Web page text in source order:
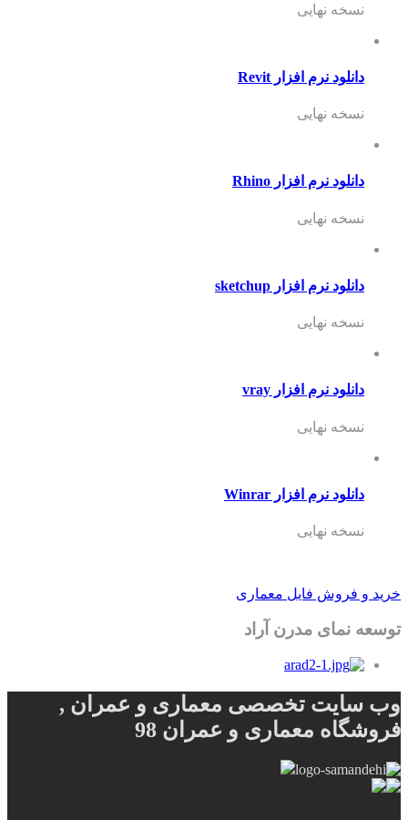
نسخه نهایی
دانلود نرم افزار Revit
نسخه نهایی
دانلود نرم افزار Rhino
نسخه نهایی
دانلود نرم افزار sketchup
نسخه نهایی
دانلود نرم افزار vray
نسخه نهایی
دانلود نرم افزار Winrar
نسخه نهایی
خرید و فروش فایل معماری
توسعه نمای مدرن آراد
وب سایت تخصصی معماری و عمران ,
فروشگاه معماری و عمران 98